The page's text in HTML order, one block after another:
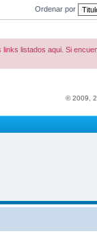
Ordenar por
listados aqui. Si
© 2009,